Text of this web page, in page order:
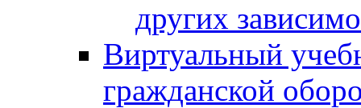
других
Виртуальный
гражданской